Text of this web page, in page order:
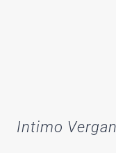
Intimo